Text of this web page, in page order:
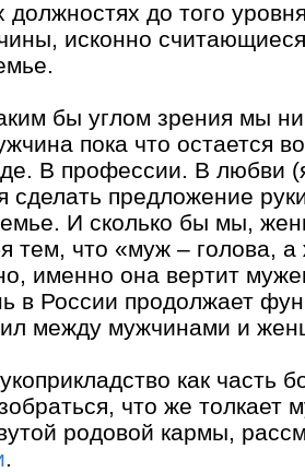
до того
исконно
бы углом зрения мы
пока что остается
В профессии. В любви
сделать предложение
И сколько бы мы,
тем, что «муж – голова,
именно она вертит
в России продолжает
между мужчинами и
как часть
что же толкает
родовой кармы,
.